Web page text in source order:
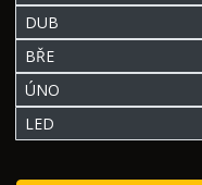
DUB
BŘE
ÚNO
LED